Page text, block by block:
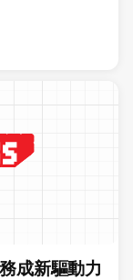
成新驅動力